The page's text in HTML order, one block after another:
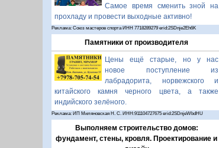
Самое время сменить зной на
прохладу и провести выходные активно!
Реклама: Союз мастеров спорта ИНН 7718289279 erid:2SDnje2Eh6K
Памятники от производителя
Цены ещё старые, но у нас
новое поступление из
лабрадорита, норвежского и
китайского камня черного цвета, а также
индийского зелёного.
Реклама: ИП Миляновская Н. С. ИНН:911104727675 erid:2SDnjeWbdHU
Выполняем строительство домов:
фундамент, стены, кровля. Проектирование и